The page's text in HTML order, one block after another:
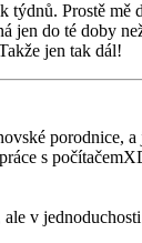
Prostě
do té doby
jen tak dál!
porodnice,
s
v